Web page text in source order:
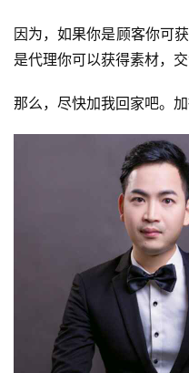
因为，如果你是顾客你可
是代理你可以获得素材，
那么，尽快加我回家吧。